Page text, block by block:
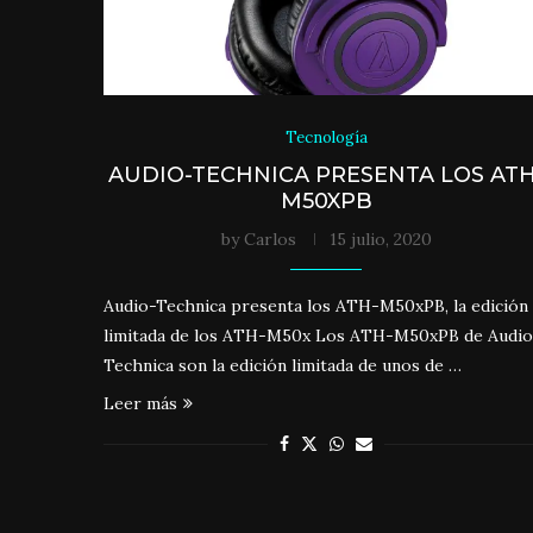
Tecnología
AUDIO-TECHNICA PRESENTA LOS
M50XPB
by Carlos 15 julio, 2020
Audio-Technica presenta los ATH-M50xPB, la edición
limitada de los ATH-M50x Los ATH-M50xPB de
Technica son la edición limitada de unos de …
Leer más